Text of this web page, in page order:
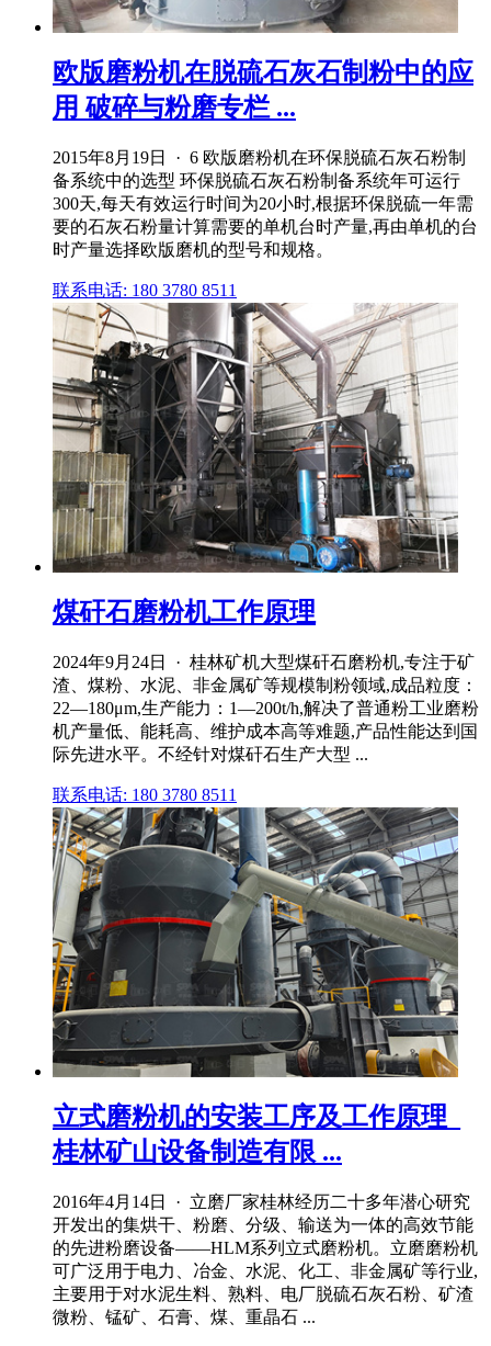
欧版磨粉机在脱硫石灰石制粉中的应
用 破碎与粉磨专栏 ...
2015年8月19日 · 6 欧版磨粉机在环保脱硫石灰石粉制
备系统中的选型 环保脱硫石灰石粉制备系统年可运行
300天,每天有效运行时间为20小时,根据环保脱硫一年需
要的石灰石粉量计算需要的单机台时产量,再由单机的台
时产量选择欧版磨机的型号和规格。
联系电话: 180 3780 8511
煤矸石磨粉机工作原理
2024年9月24日 · 桂林矿机大型煤矸石磨粉机,专注于矿
渣、煤粉、水泥、非金属矿等规模制粉领域,成品粒度：
22—180μm,生产能力：1—200t/h,解决了普通粉工业磨粉
机产量低、能耗高、维护成本高等难题,产品性能达到国
际先进水平。不经针对煤矸石生产大型 ...
联系电话: 180 3780 8511
立式磨粉机的安装工序及工作原理_
桂林矿山设备制造有限 ...
2016年4月14日 · 立磨厂家桂林经历二十多年潜心研究
开发出的集烘干、粉磨、分级、输送为一体的高效节能
的先进粉磨设备——HLM系列立式磨粉机。立磨磨粉机
可广泛用于电力、冶金、水泥、化工、非金属矿等行业,
主要用于对水泥生料、熟料、电厂脱硫石灰石粉、矿渣
微粉、锰矿、石膏、煤、重晶石 ...